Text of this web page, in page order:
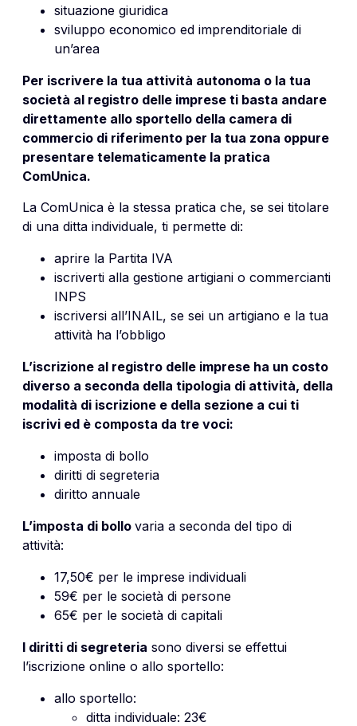
situazione giuridica
sviluppo economico ed imprenditoriale di
un’area
Per iscrivere la tua attività autonoma o la tua
società al registro delle imprese ti basta andare
direttamente allo sportello della camera di
commercio di riferimento per la tua zona oppure
presentare telematicamente la pratica
ComUnica.
La ComUnica è la stessa pratica che, se sei titolare
di una ditta individuale, ti permette di:
aprire la Partita IVA
iscriverti alla gestione artigiani o commercianti
INPS
iscriversi all’INAIL, se sei un artigiano e la tua
attività ha l’obbligo
L’iscrizione al registro delle imprese ha un costo
diverso a seconda della tipologia di attività, della
modalità di iscrizione e della sezione a cui ti
iscrivi ed è composta da tre voci:
imposta di bollo
diritti di segreteria
diritto annuale
L’imposta di bollo varia a seconda del tipo di
attività:
17,50€ per le imprese individuali
59€ per le società di persone
65€ per le società di capitali
I diritti di segreteria sono diversi se effettui
l’iscrizione online o allo sportello:
allo sportello:
ditta individuale: 23€